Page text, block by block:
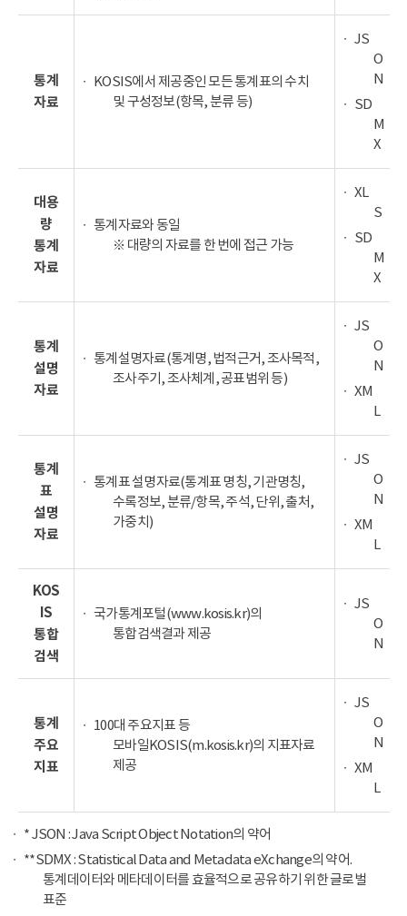
통계
자료
KOSIS에서 제공중인 모든 통계표의 수치
및 구성정보(항목, 분류 등)
JS
O
N
SD
M
X
대용
량
통계
자료
통계자료와 동일
※ 대량의 자료를 한 번에 접근 가능
XL
S
SD
M
X
통계
설명
자료
통계설명자료(통계명, 법적근거, 조사목적,
조사주기, 조사체계, 공표범위 등)
JS
O
N
XM
L
통계
표
설명
자료
통계표 설명자료(통계표 명칭, 기관명칭,
수록정보, 분류/항목, 주석, 단위, 출처,
가중치)
JS
O
N
XM
L
KOS
IS
통합
검색
국가통계포털(www.kosis.kr)의
통합검색결과 제공
JS
O
N
통계
주요
지표
100대 주요지표 등
모바일KOSIS(m.kosis.kr)의 지표자료
제공
JS
O
N
XM
L
* JSON : Java Script Object Notation의 약어
**SDMX : Statistical Data and Metadata eXchange의 약어.
통계데이터와 메타데이터를 효율적으로 공유하기 위한 글로벌
표준